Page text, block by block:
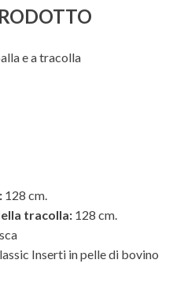
e a tracolla
128 cm.
tracolla: 128 cm.
Inserti in pelle di bovino